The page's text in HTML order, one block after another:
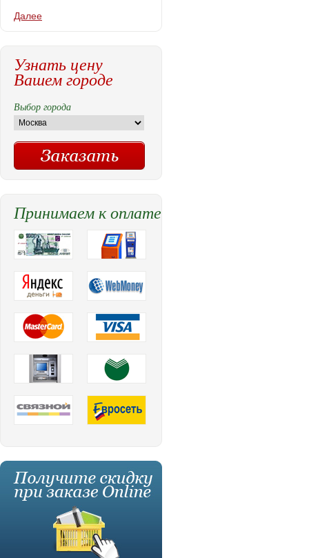
Далее
Узнать цену
Вашем городе
Выбор города
Принимаем к оплате